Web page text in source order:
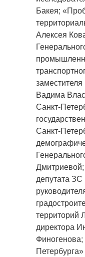
Бакея;
Алексея
Вадима
Санкт-
Санкт-
Дмитриевой;
депутата
территорий
директора